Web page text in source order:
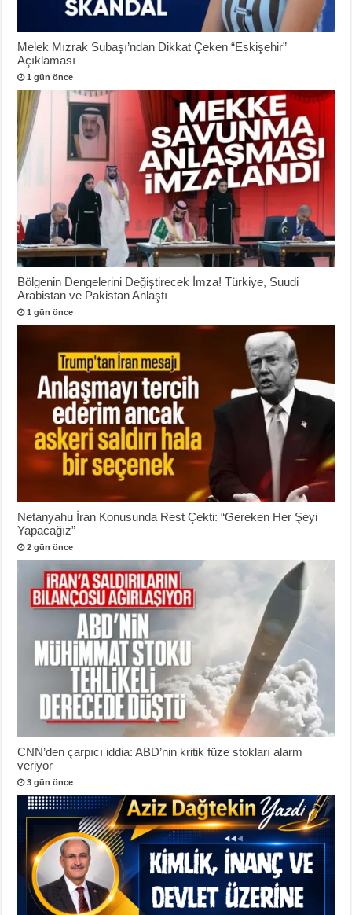
Melek Mızrak Subaşı’ndan Dikkat Çeken “Eskişehir”
Açıklaması
1 gün önce
Bölgenin Dengelerini Değiştirecek İmza! Türkiye, Suudi
Arabistan ve Pakistan Anlaştı
1 gün önce
Netanyahu İran Konusunda Rest Çekti: “Gereken Her Şeyi
Yapacağız”
2 gün önce
CNN’den çarpıcı iddia: ABD’nin kritik füze stokları alarm
veriyor
3 gün önce